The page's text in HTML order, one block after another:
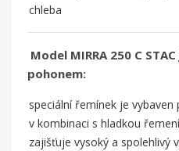
chleba
Model MIRRA 250 C
pohonem:
speciální řemínek je
v kombinaci s hladkou
zajišťuje vysoký a spolehlivý